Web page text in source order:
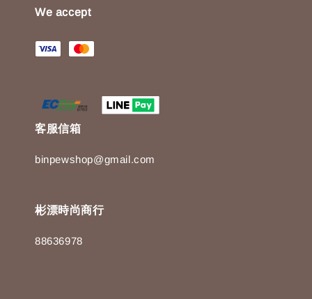
We accept
客服信箱
binpewshop@gmail.com
彬漂時尚商行
88636978